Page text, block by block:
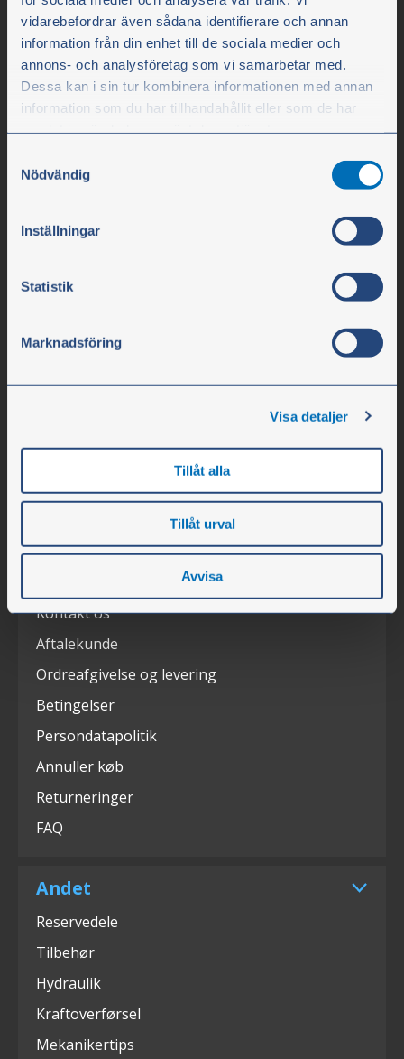
vidarebefordrar även sådana identifierare och annan
information från din enhet till de sociala medier och
annons- och analysföretag som vi samarbetar med.
Dessa kan i sin tur kombinera informationen med annan
information som du har tillhandahållit eller som de har
Du kan när som helst ändra ditt val. För att återkalla ditt
samtycke klickar du på ”Cookie-ikonen” längst ned till
Nödvändig
Inställningar
Statistik
Marknadsföring
Visa detaljer
Tillåt alla
Tillåt urval
Avvisa
Olssons i Ellös
Olssons i Ellös AB
info@olssonparts.com
Virksomheden
Nyheder
Kontakt os
Aftalekunde
Ordreafgivelse og levering
Betingelser
Persondatapolitik
Annuller køb
Returneringer
FAQ
Andet
Reservedele
Tilbehør
Hydraulik
Kraftoverførsel
Mekanikertips